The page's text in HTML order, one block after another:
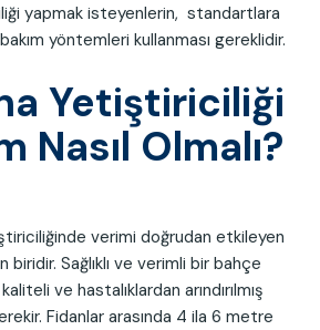
yapmak isteyenlerin, standartlara
yöntemleri kullanması gereklidir.
Yetiştiriciliği
Nasıl Olmalı?
verimi doğrudan etkileyen
Sağlıklı ve verimli bir bahçe
ve hastalıklardan arındırılmış
Fidanlar arasında 4 ila 6 metre